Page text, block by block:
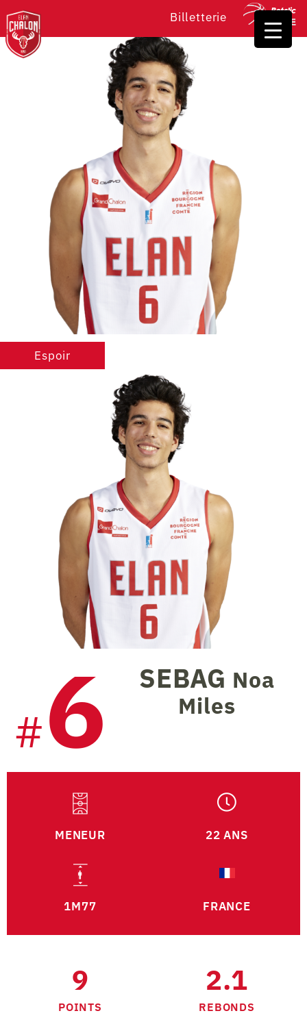
Billetterie
Espoir
#6 SEBAG Noa
Miles
MENEUR 22 ANS
1M77 FRANCE
9
POINTS
2.1
REBONDS